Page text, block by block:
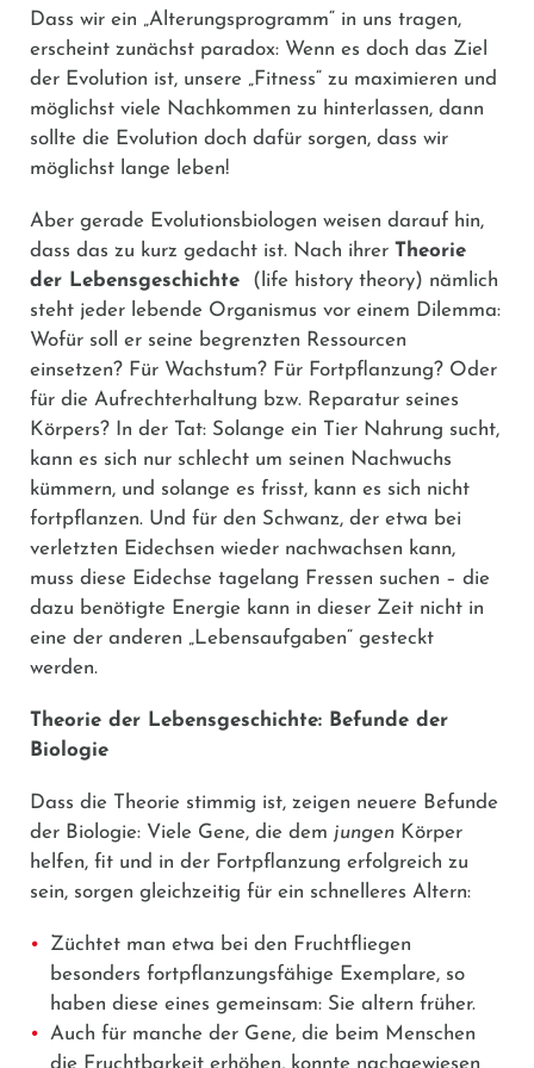
Dass wir ein „Alterungsprogramm“ in uns tragen,
erscheint zunächst paradox: Wenn es doch das Ziel
der Evolution ist, unsere „Fitness“ zu maximieren und
möglichst viele Nachkommen zu hinterlassen, dann
sollte die Evolution doch dafür sorgen, dass wir
möglichst lange leben!
Aber gerade Evolutionsbiologen weisen darauf hin,
dass das zu kurz gedacht ist. Nach ihrer Theorie
der Lebensgeschichte
(life history theory) nämlich
steht jeder lebende Organismus vor einem Dilemma:
Wofür soll er seine begrenzten Ressourcen
einsetzen? Für Wachstum? Für Fortpflanzung? Oder
für die Aufrechterhaltung bzw. Reparatur seines
Körpers? In der Tat: Solange ein Tier Nahrung sucht,
kann es sich nur schlecht um seinen Nachwuchs
kümmern, und solange es frisst, kann es sich nicht
fortpflanzen. Und für den Schwanz, der etwa bei
verletzten Eidechsen wieder nachwachsen kann,
muss diese Eidechse tagelang Fressen suchen – die
dazu benötigte Energie kann in dieser Zeit nicht in
eine der anderen „Lebensaufgaben“ gesteckt
werden.
Theorie der Lebensgeschichte: Befunde der
Biologie
Dass die Theorie stimmig ist, zeigen neuere Befunde
der Biologie: Viele Gene, die dem jungen Körper
helfen, fit und in der Fortpflanzung erfolgreich zu
sein, sorgen gleichzeitig für ein schnelleres Altern:
Züchtet man etwa bei den Fruchtfliegen
besonders fortpflanzungsfähige Exemplare, so
haben diese eines gemeinsam: Sie altern früher.
Auch für manche der Gene, die beim Menschen
die Fruchtbarkeit erhöhen, konnte nachgewiesen